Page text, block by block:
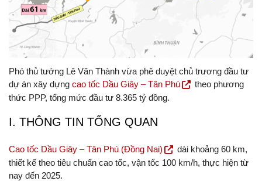
Phó thủ tướng Lê Văn Thành vừa phê duyệt chủ trương đầu tư
dự án xây dựng cao tốc Dầu Giây – Tân Phú
theo phương
thức PPP, tổng mức đầu tư 8.365 tỷ đồng.
I. THÔNG TIN TỔNG QUAN
Cao tốc Dầu Giây – Tân Phú (Đồng Nai)
dài khoảng 60 km,
thiết kế theo tiêu chuẩn cao tốc, vận tốc 100 km/h, thực hiện từ
nay đến 2025.